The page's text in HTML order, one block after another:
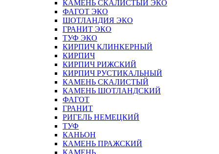
КАМЕНЬ СКАЛИСТЫЙ ЭКО
ФАГОТ ЭКО
ШОТЛАНДИЯ ЭКО
ГРАНИТ ЭКО
ТУФ ЭКО
КИРПИЧ КЛИНКЕРНЫЙ
КИРПИЧ
КИРПИЧ РИЖСКИЙ
КИРПИЧ РУСТИКАЛЬНЫЙ
КАМЕНЬ СКАЛИСТЫЙ
КАМЕНЬ ШОТЛАНДСКИЙ
ФАГОТ
ГРАНИТ
РИГЕЛЬ НЕМЕЦКИЙ
ТУФ
КАНЬОН
КАМЕНЬ ПРАЖСКИЙ
КАМЕНЬ